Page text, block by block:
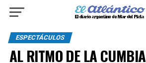
ESPECTÁCULOS
AL RITMO DE LA CUMBIA